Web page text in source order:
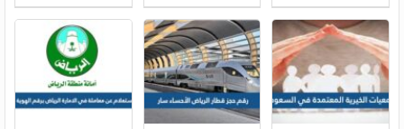
1448 الجديد 1448